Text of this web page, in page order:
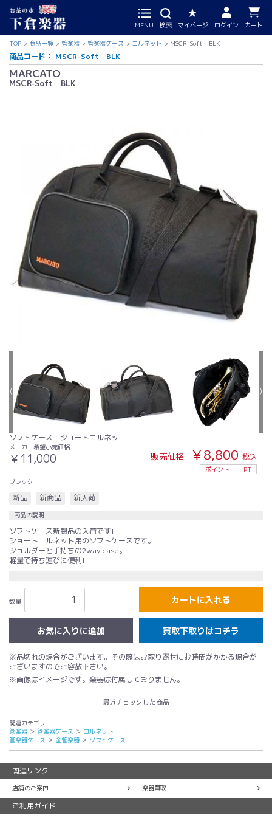
MENU 検索 マイページ ログイン カート
TOP 商品一覧 管楽器 管楽器ケース コルネット MSCR-Soft BLK
商品コード： MSCR-Soft BLK
MARCATO
MSCR-Soft BLK
ソフトケース ショートコルネッ
メーカー希望小売価格
￥11,000 販売価格 ￥8,800 税込
ポイント：
PT
ブラック
新品 新商品 新入荷
商品の説明
ソフトケース新製品の入荷です!!
ショートコルネット用のソフトケースです。
ショルダーと手持ちの2way case。
軽量で持ち運びに便利!!
数量 カートに入れる
買取下取りはコチラ
※品切れの場合がございます。その際はお取り寄せにお時間がかかる場合が
ございますのでご容赦下さい。
※画像はイメージです。楽器は付属しておりません。
最近チェックした商品
関連カテゴリ
管楽器 ＞ 管楽器ケース ＞ コルネット
管楽器ケース ＞ 金管楽器 ＞ ソフトケース
関連リンク
店舗のご案内 楽器買取
ご利用ガイド